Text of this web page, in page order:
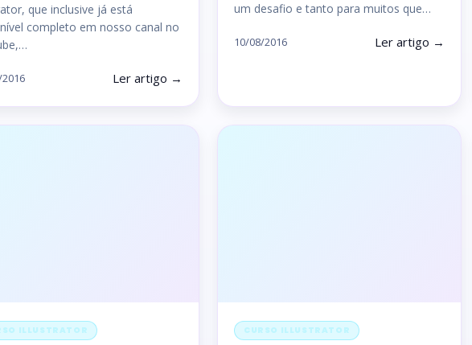
que inclusive já está
completo em nosso canal no
Ler artigo →
um desafio e tanto para muitos que…
10/08/2016 Ler artigo →
ILLUSTRATOR CURSO ILLUSTRATOR